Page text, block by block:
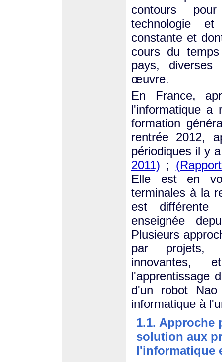
contours
technologie
constante et
cours du
pays, diverses
œuvre.
En France,
l'informatique a
formation
rentrée 2012,
périodiques il y
2011) ;
Elle est en
terminales à la
est différente
enseignée
Plusieurs
par projets,
innovantes,
l'apprentissage
d'un robot
informatique à
1.1. Approche
solution aux
l'informatique